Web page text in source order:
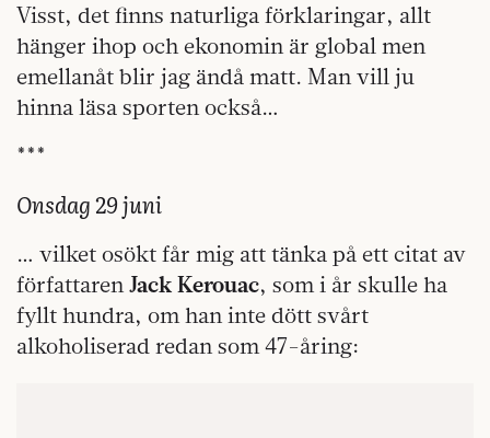
Visst, det finns naturliga förklaringar, allt
hänger ihop och ekonomin är global men
emellanåt blir jag ändå matt. Man vill ju
hinna läsa sporten också…
***
Onsdag 29 juni
… vilket osökt får mig att tänka på ett citat av
författarenJack Kerouac, som i år skulle ha
fyllt hundra, om han inte dött svårt
alkoholiserad redan som 47-åring: